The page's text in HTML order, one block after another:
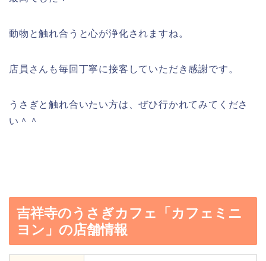
動物と触れ合うと心が浄化されますね。
店員さんも毎回丁寧に接客していただき感謝です。
うさぎと触れ合いたい方は、ぜひ行かれてみてくださ
い＾＾
吉祥寺のうさぎカフェ「カフェミニ
ヨン」の店舗情報